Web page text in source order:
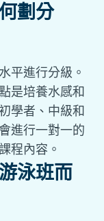
劃分
平進行分級。
是培養水感和
學者、中級和
進行一對一的
程內容。
泳班而